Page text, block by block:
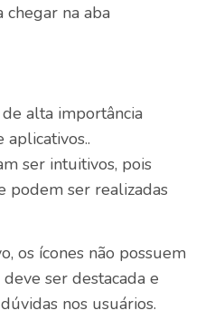
na aba
alta importância
ser intuitivos, pois
podem ser realizadas
os ícones não possuem
ser destacada e
nos usuários.